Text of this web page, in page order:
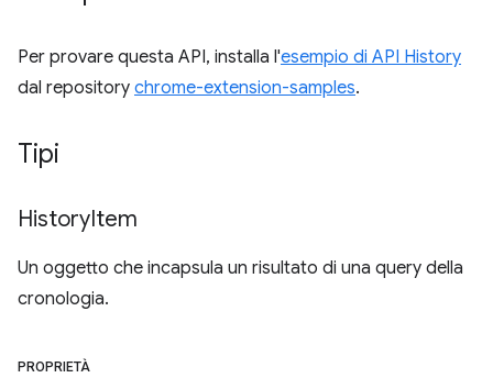
Per provare questa API, installa l'esempio di API History
dal repository chrome-extension-samples.
Tipi
HistoryItem
Un oggetto che incapsula un risultato di una query della
cronologia.
PROPRIETÀ